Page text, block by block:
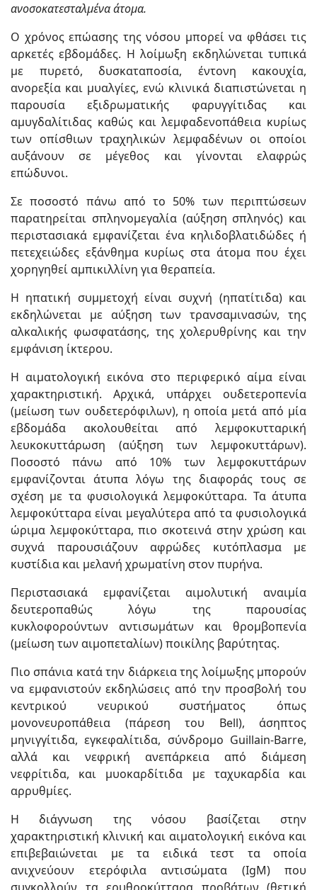
ανοσοκατεσταλμένα άτομα.
Ο χρόνος επώασης της νόσου μπορεί να φθάσει τις
αρκετές εβδομάδες. Η λοίμωξη εκδηλώνεται τυπικά
με πυρετό, δυσκαταποσία, έντονη κακουχία,
ανορεξία και μυαλγίες, ενώ κλινικά διαπιστώνεται η
παρουσία εξιδρωματικής φαρυγγίτιδας και
αμυγδαλίτιδας καθώς και λεμφαδενοπάθεια κυρίως
των οπίσθιων τραχηλικών λεμφαδένων οι οποίοι
αυξάνουν σε μέγεθος και γίνονται ελαφρώς
επώδυνοι.
Σε ποσοστό πάνω από το 50% των περιπτώσεων
παρατηρείται σπληνομεγαλία (αύξηση σπληνός) και
περιστασιακά εμφανίζεται ένα κηλιδοβλατιδώδες ή
πετεχειώδες εξάνθημα κυρίως στα άτομα που έχει
χορηγηθεί αμπικιλλίνη για θεραπεία.
Η ηπατική συμμετοχή είναι συχνή (ηπατίτιδα) και
εκδηλώνεται με αύξηση των τρανσαμινασών, της
αλκαλικής φωσφατάσης, της χολερυθρίνης και την
εμφάνιση ίκτερου.
Η αιματολογική εικόνα στο περιφερικό αίμα είναι
χαρακτηριστική. Αρχικά, υπάρχει ουδετεροπενία
(μείωση των ουδετερόφιλων), η οποία μετά από μία
εβδομάδα ακολουθείται από λεμφοκυτταρική
λευκοκυττάρωση (αύξηση των λεμφοκυττάρων).
Ποσοστό πάνω από 10% των λεμφοκυττάρων
εμφανίζονται άτυπα λόγω της διαφοράς τους σε
σχέση με τα φυσιολογικά λεμφοκύτταρα. Τα άτυπα
λεμφοκύτταρα είναι μεγαλύτερα από τα φυσιολογικά
ώριμα λεμφοκύτταρα, πιο σκοτεινά στην χρώση και
συχνά παρουσιάζουν αφρώδες κυτόπλασμα με
κυστίδια και μελανή χρωματίνη στον πυρήνα.
Περιστασιακά εμφανίζεται αιμολυτική αναιμία
δευτεροπαθώς λόγω της παρουσίας
κυκλοφορούντων αντισωμάτων και θρομβοπενία
(μείωση των αιμοπεταλίων) ποικίλης βαρύτητας.
Πιο σπάνια κατά την διάρκεια της λοίμωξης μπορούν
να εμφανιστούν εκδηλώσεις από την προσβολή του
κεντρικού νευρικού συστήματος όπως
μονονευροπάθεια (πάρεση του Bell), άσηπτος
μηνιγγίτιδα, εγκεφαλίτιδα, σύνδρομο Guillain-Barre,
αλλά και νεφρική ανεπάρκεια από διάμεση
νεφρίτιδα, και μυοκαρδίτιδα με ταχυκαρδία και
αρρυθμίες.
Η διάγνωση της νόσου βασίζεται στην
χαρακτηριστική κλινική και αιματολογική εικόνα και
επιβεβαιώνεται με τα ειδικά τεστ τα οποία
ανιχνεύουν ετερόφιλα αντισώματα (IgM) που